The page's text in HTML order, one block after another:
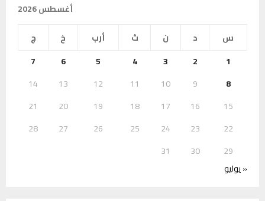
أغسطس 2026
س
د ن ث أرب خ
ج
1
2
3
4
5
6
7
8
9
10
11
12
13
14
15
16
17
18
19
20
21
22
23
24
25
26
27
28
29
30
31
« يوليو